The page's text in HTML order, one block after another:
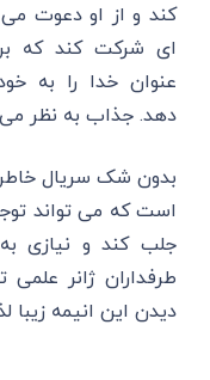
کند و از او دعوت
ای شرکت کند که
عنوان خدا را به
دهد. جذاب به نظر
بدون شک سریال
است که می تواند
جلب کند و نیازی
طرفداران ژانر
دیدن این انیمه زیبا